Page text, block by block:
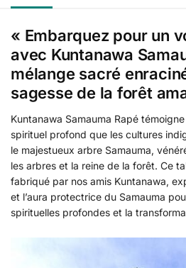
« Embarquez pour un
avec Kuntanawa
mélange sacré
sagesse de la forêt
Kuntanawa Samauma Rapé
spirituel profond que les cultures
le majestueux arbre Samauma,
les arbres et la reine de la forêt. Ce
fabriqué par nos amis Kuntanawa,
et l’aura protectrice du Samauma
spirituelles profondes et la